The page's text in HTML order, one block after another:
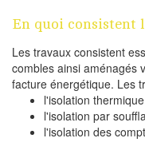
En quoi consistent
Les travaux consistent
combles ainsi aménagés
facture énergétique. Les
l'isolation thermique
l'isolation par
l'isolation des